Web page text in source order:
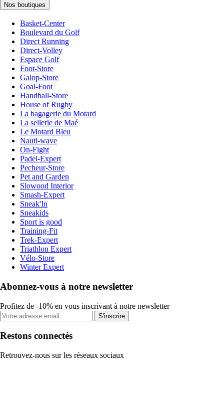
Nos boutiques
Basket-Center
Boulevard du Golf
Direct Running
Direct-Volley
Espace Golf
Foot-Store
Galop-Store
Goal-Foot
Handball-Store
House of Rugby
La bagagerie du Motard
La sellerie de Maé
Le Motard Bleu
Nauti-wave
On-Fight
Padel-Expert
Pecheur-Store
Pet and Garden
Slowood Interior
Smash-Expert
Sneak'In
Sneakids
Sport is good
Training-Fit
Trek-Expert
Triathlon Expert
Vélo-Store
Winter Expert
Abonnez-vous à notre newsletter
Profitez de -10% en vous inscrivant à notre newsletter
S'inscrire
Restons connectés
Retrouvez-nous sur les réseaux sociaux